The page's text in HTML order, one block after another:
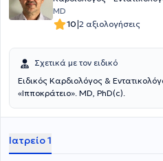
MD
10|2 αξιολογήσεις
Σχετικά με τον ειδικό
Ειδικός Καρδιολόγος &
«Ιπποκράτειο». MD, PhD(c).
Ιατρείο 1